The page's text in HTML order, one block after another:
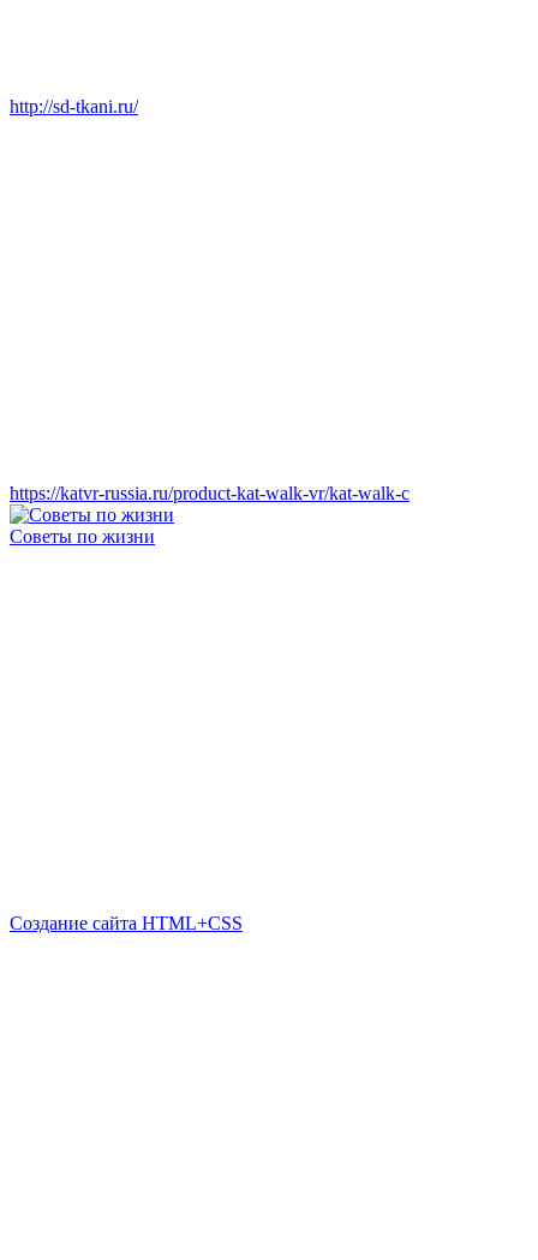
http://sd-tkani.ru/
https://katvr-russia.ru/product-kat-walk-vr/kat-walk-c
Советы по жизни
Создание сайта HTML+CSS